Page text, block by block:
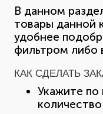
В данном
товары данной
удобнее
фильтром либо
КАК СДЕЛАТЬ
Укажите по